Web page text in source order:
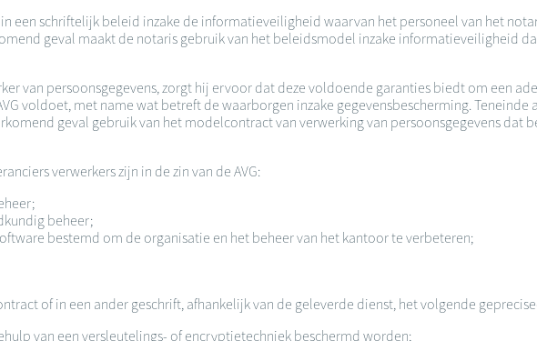
een schriftelijk beleid inzake de informatieveiligheid waarvan het personeel van het
geval maakt de notaris gebruik van het beleidsmodel inzake informatieveiligheid
van persoonsgegevens, zorgt hij ervoor dat deze voldoende garanties biedt om een
voldoet, met name wat betreft de waarborgen inzake gegevensbescherming.
geval gebruik van het modelcontract van verwerking van persoonsgegevens dat
verwerkers zijn in de zin van de AVG:
beheer;
bestemd om de organisatie en het beheer van het kantoor te verbeteren;
of in een ander geschrift, afhankelijk van de geleverde dienst, het volgende
van een versleutelings- of encryptietechniek beschermd worden;